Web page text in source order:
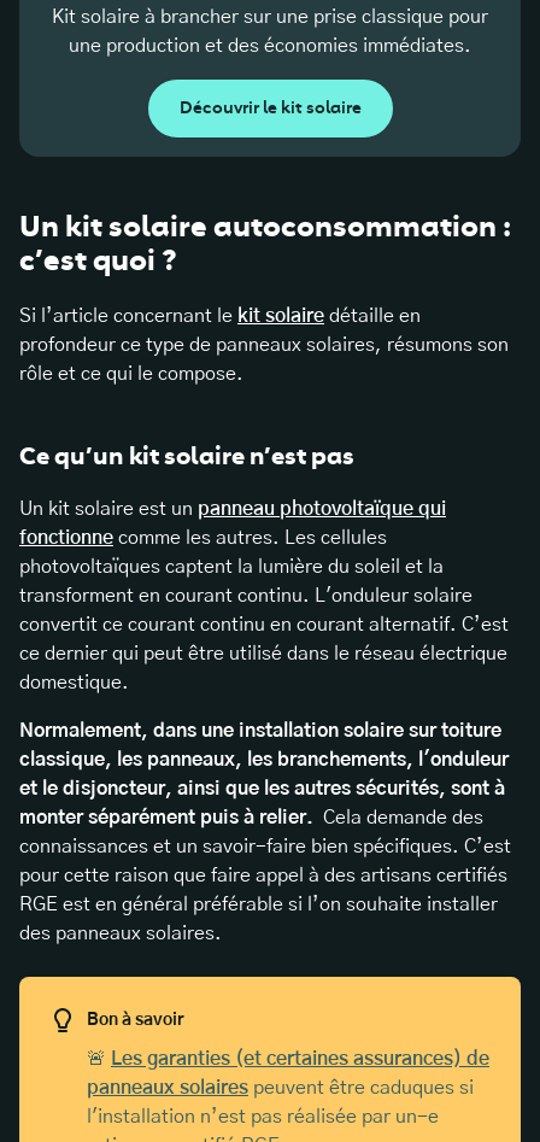
Kit solaire à brancher sur une prise classique pour
une production et des économies immédiates.
Découvrir le kit solaire
Un kit solaire autoconsommation :
c’est quoi ?
Si l’article concernant le kit solaire détaille en
profondeur ce type de panneaux solaires, résumons son
rôle et ce qui le compose.
Ce qu’un kit solaire n’est pas
Un kit solaire est un panneau photovoltaïque qui
fonctionne comme les autres. Les cellules
photovoltaïques captent la lumière du soleil et la
transforment en courant continu. L'onduleur solaire
convertit ce courant continu en courant alternatif. C’est
ce dernier qui peut être utilisé dans le réseau électrique
domestique.
Normalement, dans une installation solaire sur toiture
classique, les panneaux, les branchements, l'onduleur
et le disjoncteur, ainsi que les autres sécurités, sont à
monter séparément puis à relier. Cela demande des
connaissances et un savoir-faire bien spécifiques. C’est
pour cette raison que faire appel à des artisans certifiés
RGE est en général préférable si l’on souhaite installer
des panneaux solaires.
Bon à savoir
🚨 Les garanties (et certaines assurances) de
panneaux solaires peuvent être caduques si
l'installation n’est pas réalisée par un-e